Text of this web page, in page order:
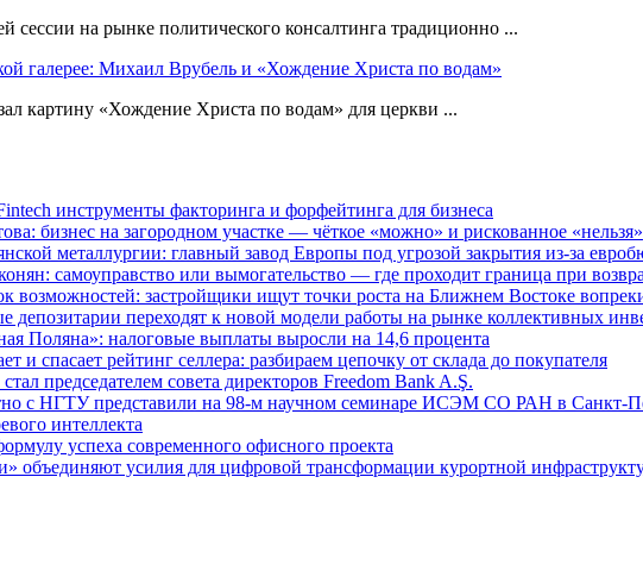
сессии на рынке политического консалтинга традиционно ...
галерее: Михаил Врубель и «Хождение Христа по водам»
картину «Хождение Христа по водам» для церкви ...
инструменты факторинга и форфейтинга для бизнеса
бизнес на загородном участке — чёткое «можно» и рискованное «нельзя»
металлургии: главный завод Европы под угрозой закрытия из-за
самоуправство или вымогательство — где проходит граница при
застройщики ищут точки роста на Ближнем Востоке
депозитарии переходят к новой модели работы на рынке коллективных
Поляна»: налоговые выплаты выросли на 14,6 процента
и спасает рейтинг селлера: разбираем цепочку от склада до покупателя
председателем совета директоров Freedom Bank A.Ş.
с НГТУ представили на 98-м научном семинаре ИСЭМ СО РАН в Санкт-
интеллекта
успеха современного офисного проекта
объединяют усилия для цифровой трансформации курортной